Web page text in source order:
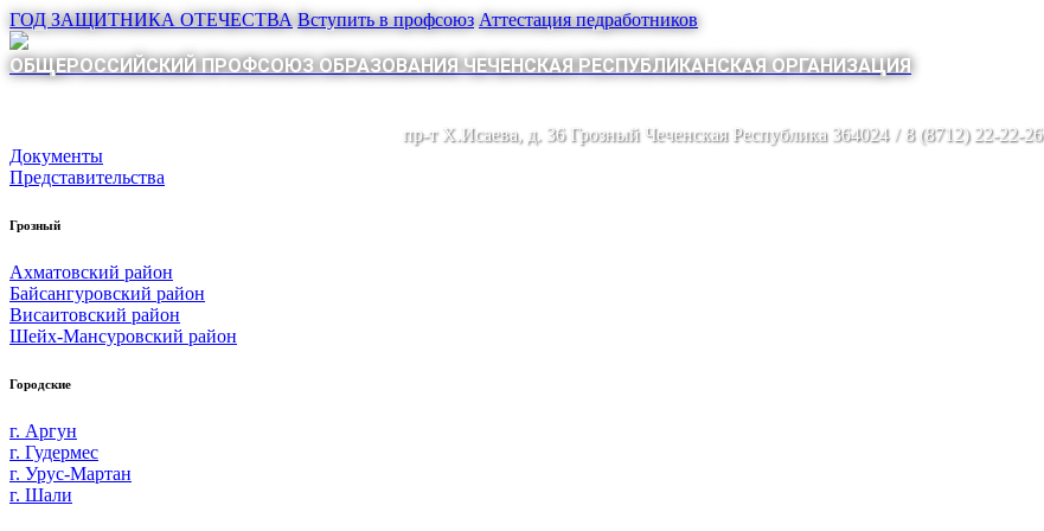
ГОД ЗАЩИТНИКА ОТЕЧЕСТВА Вступить в профсоюз Аттестация педработников
ОБЩЕРОССИЙСКИЙ ПРОФСОЮЗ ОБРАЗОВАНИЯ ЧЕЧЕНСКАЯ РЕСПУБЛИКАНСКАЯ ОРГАНИЗАЦИЯ
пр-т Х.Исаева, д. 36 Грозный Чеченская Республика 364024 / 8 (8712) 22-22-26
Документы
Представительства
Грозный
Ахматовский район
Байсангуровский район
Висаитовский район
Шейх-Мансуровский район
Городские
г. Аргун
г. Гудермес
г. Урус-Мартан
г. Шали